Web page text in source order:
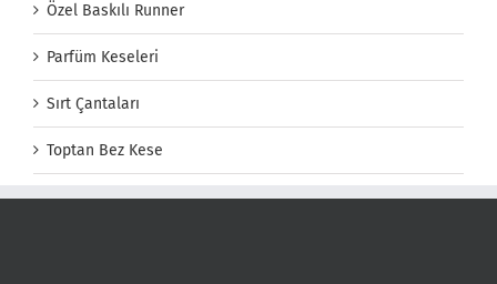
Özel Baskılı Runner
Parfüm Keseleri
Sırt Çantaları
Toptan Bez Kese